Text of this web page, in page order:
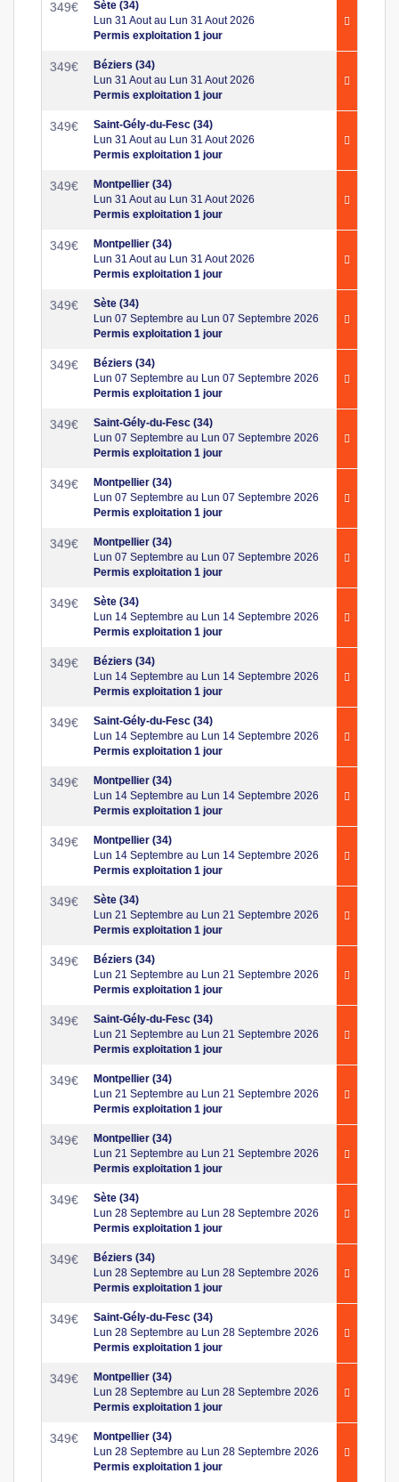
349€
Sète (34)
Lun 31 Aout au Lun 31 Aout 2026
Permis exploitation 1 jour
349€
Béziers (34)
Lun 31 Aout au Lun 31 Aout 2026
Permis exploitation 1 jour
349€
Saint-Gély-du-Fesc (34)
Lun 31 Aout au Lun 31 Aout 2026
Permis exploitation 1 jour
349€
Montpellier (34)
Lun 31 Aout au Lun 31 Aout 2026
Permis exploitation 1 jour
349€
Montpellier (34)
Lun 31 Aout au Lun 31 Aout 2026
Permis exploitation 1 jour
349€
Sète (34)
Lun 07 Septembre au Lun 07 Septembre 2026
Permis exploitation 1 jour
349€
Béziers (34)
Lun 07 Septembre au Lun 07 Septembre 2026
Permis exploitation 1 jour
349€
Saint-Gély-du-Fesc (34)
Lun 07 Septembre au Lun 07 Septembre 2026
Permis exploitation 1 jour
349€
Montpellier (34)
Lun 07 Septembre au Lun 07 Septembre 2026
Permis exploitation 1 jour
349€
Montpellier (34)
Lun 07 Septembre au Lun 07 Septembre 2026
Permis exploitation 1 jour
349€
Sète (34)
Lun 14 Septembre au Lun 14 Septembre 2026
Permis exploitation 1 jour
349€
Béziers (34)
Lun 14 Septembre au Lun 14 Septembre 2026
Permis exploitation 1 jour
349€
Saint-Gély-du-Fesc (34)
Lun 14 Septembre au Lun 14 Septembre 2026
Permis exploitation 1 jour
349€
Montpellier (34)
Lun 14 Septembre au Lun 14 Septembre 2026
Permis exploitation 1 jour
349€
Montpellier (34)
Lun 14 Septembre au Lun 14 Septembre 2026
Permis exploitation 1 jour
349€
Sète (34)
Lun 21 Septembre au Lun 21 Septembre 2026
Permis exploitation 1 jour
349€
Béziers (34)
Lun 21 Septembre au Lun 21 Septembre 2026
Permis exploitation 1 jour
349€
Saint-Gély-du-Fesc (34)
Lun 21 Septembre au Lun 21 Septembre 2026
Permis exploitation 1 jour
349€
Montpellier (34)
Lun 21 Septembre au Lun 21 Septembre 2026
Permis exploitation 1 jour
349€
Montpellier (34)
Lun 21 Septembre au Lun 21 Septembre 2026
Permis exploitation 1 jour
349€
Sète (34)
Lun 28 Septembre au Lun 28 Septembre 2026
Permis exploitation 1 jour
349€
Béziers (34)
Lun 28 Septembre au Lun 28 Septembre 2026
Permis exploitation 1 jour
349€
Saint-Gély-du-Fesc (34)
Lun 28 Septembre au Lun 28 Septembre 2026
Permis exploitation 1 jour
349€
Montpellier (34)
Lun 28 Septembre au Lun 28 Septembre 2026
Permis exploitation 1 jour
349€
Montpellier (34)
Lun 28 Septembre au Lun 28 Septembre 2026
Permis exploitation 1 jour